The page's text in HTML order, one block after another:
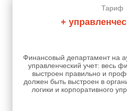
Тариф
+
Финансовый департамент на
управленческий учет: весь
выстроен правильно и
должен быть выстроен в
логики и корпоративного